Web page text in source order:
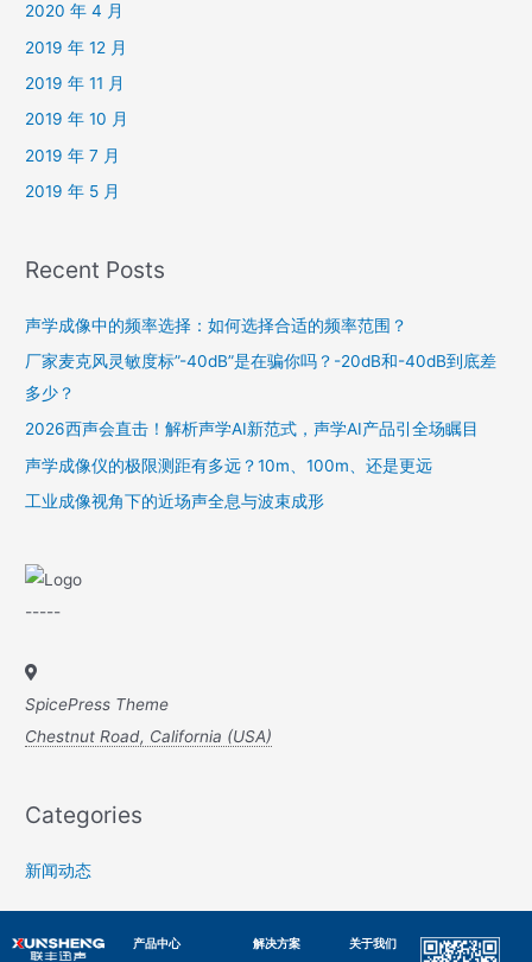
2020 年 4 月
2019 年 12 月
2019 年 11 月
2019 年 10 月
2019 年 7 月
2019 年 5 月
Recent Posts
声学成像中的频率选择：如何选择合适的频率范围？
厂家麦克风灵敏度标”-40dB”是在骗你吗？-20dB和-40dB到底差
多少？
2026西声会直击！解析声学AI新范式，声学AI产品引全场瞩目
声学成像仪的极限测距有多远？10m、100m、还是更远
工业成像视角下的近场声全息与波束成形
-----
SpicePress Theme
Chestnut Road, California (USA)
Categories
新闻动态
产品中心 解决方案 关于我们